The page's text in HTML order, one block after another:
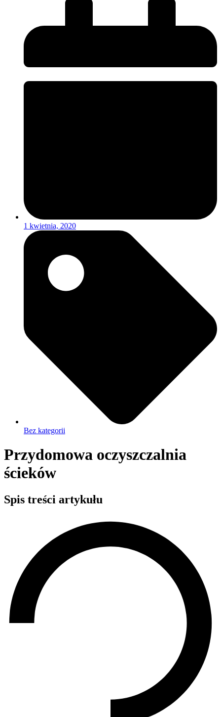
1 kwietnia, 2020
Bez kategorii
Przydomowa oczyszczalnia
ścieków
Spis treści artykułu